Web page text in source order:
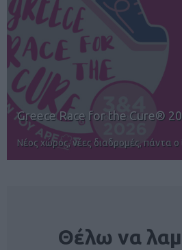
12ος TUI Rhodes Marathon:
Αγώνες για όλους στην Ρόδο
Θέλω να